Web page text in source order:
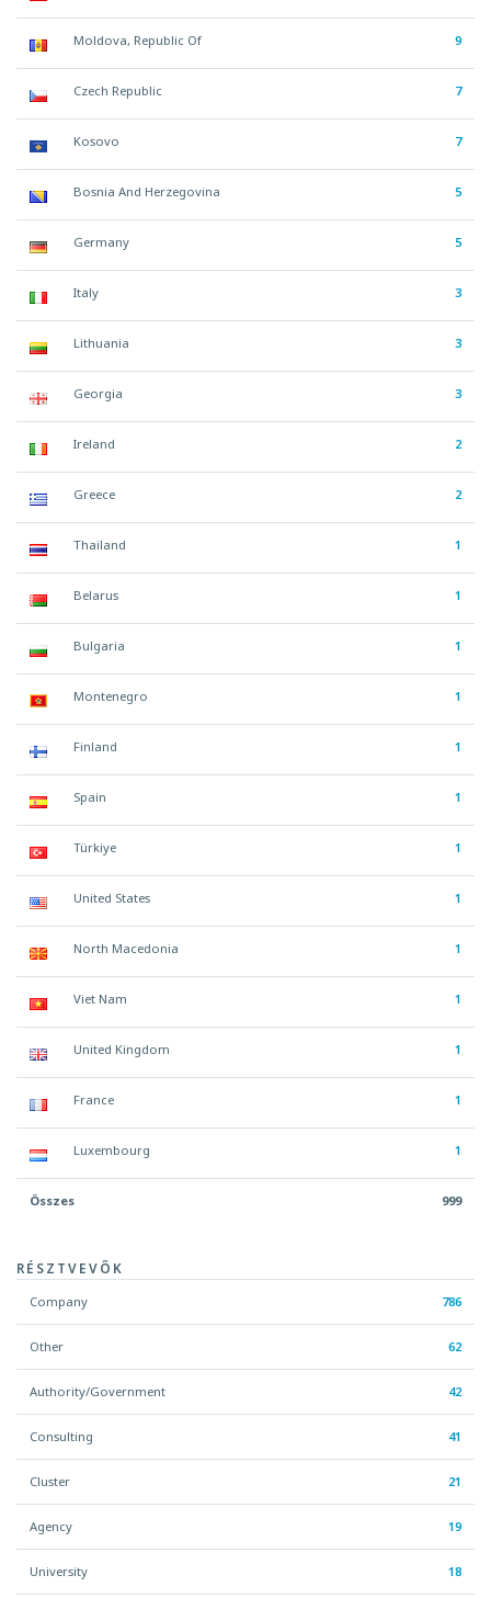
Moldova, Republic Of 9
Czech Republic 7
Kosovo 7
Bosnia And Herzegovina 5
Germany 5
Italy 3
Lithuania 3
Georgia 3
Ireland 2
Greece 2
Thailand 1
Belarus 1
Bulgaria 1
Montenegro 1
Finland 1
Spain 1
Türkiye 1
United States 1
North Macedonia 1
Viet Nam 1
United Kingdom 1
France 1
Luxembourg 1
Összes 999
RÉSZTVEVŐK
Company 786
Other 62
Authority/Government 42
Consulting 41
Cluster 21
Agency 19
University 18